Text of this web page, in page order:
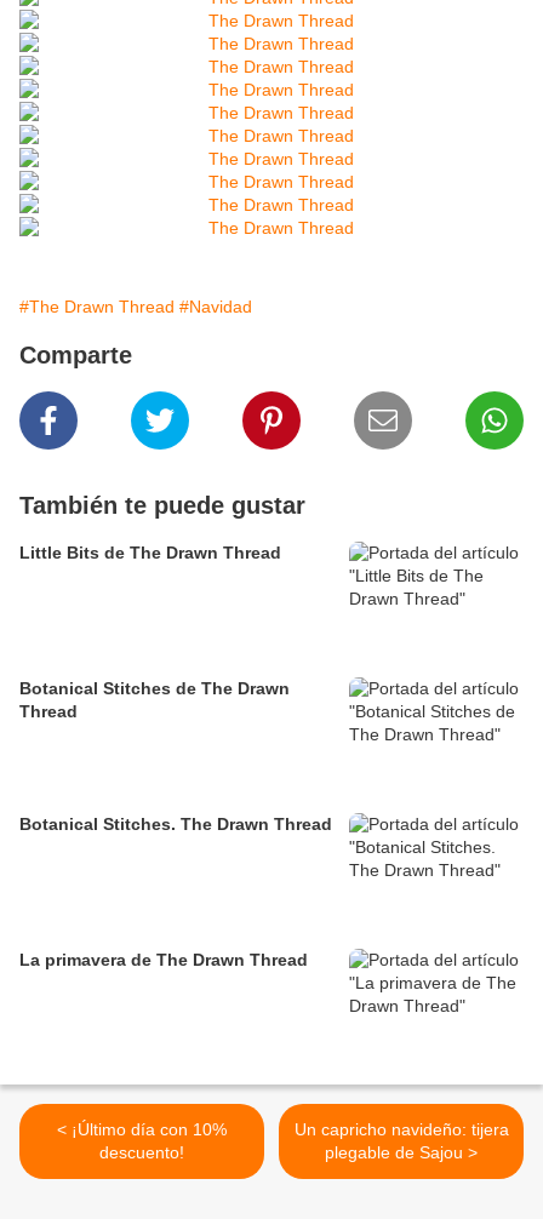
#The Drawn Thread #Navidad
Comparte
También te puede gustar
Little Bits de The Drawn Thread
Botanical Stitches de The Drawn
Thread
Botanical Stitches. The Drawn Thread
La primavera de The Drawn Thread
< ¡Último día con 10%
descuento!
Un capricho navideño: tijera
plegable de Sajou >